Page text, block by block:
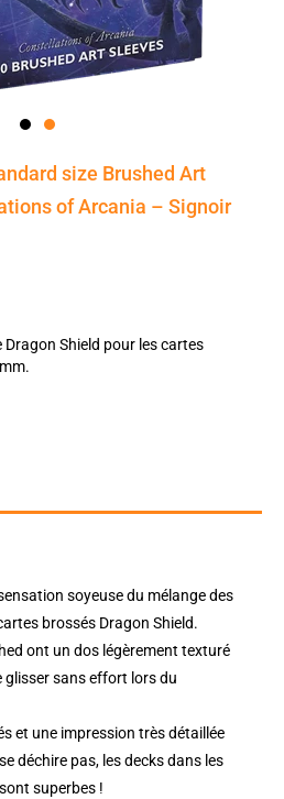
size Brushed Art
of Arcania – Signoir
Shield pour les cartes
soyeuse du mélange des
brossés Dragon Shield.
ont un dos légèrement texturé
glisser sans effort lors du
et une impression très détaillée
déchire pas, les decks dans les
superbes !